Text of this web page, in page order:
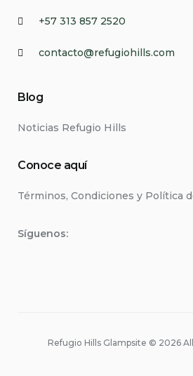
+57 313 857 2520
contacto@refugiohills.com
Blog
Noticias Refugio Hills
Conoce aquí
Términos, Condiciones y Política
Síguenos:
Refugio Hills Glampsite © 2026